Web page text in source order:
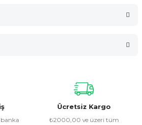
noktaları öneri formunu
teşekkür ederiz.
banka
Ücretsiz Kargo
₺2000,00 ve üzeri tüm